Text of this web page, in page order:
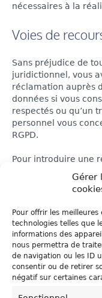
Gérer
Pour offrir les
technologies telles que
informations des
nous permettra de
de navigation ou les ID
consentir ou de retirer
négatif sur certaines
nécessaires à la
Voies de
Sans préjudice de
juridictionnel, vous
réclamation auprès
données si vous
respectés ou qu’un
personnel vous
RGPD.
Pour introduire une
à l’adresse
rue de la Presse 35
contact@apd-
Mise à jour
La présente
d’éventuelles mises
relire